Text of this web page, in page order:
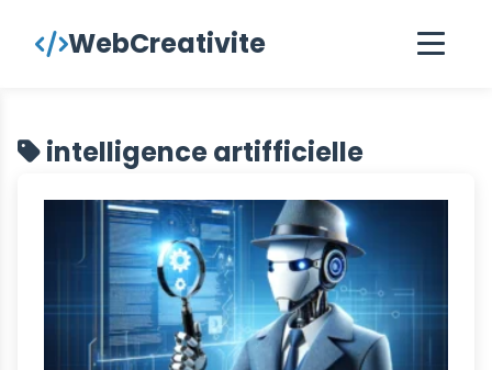
principalWebCreativite
intelligence artifficielle